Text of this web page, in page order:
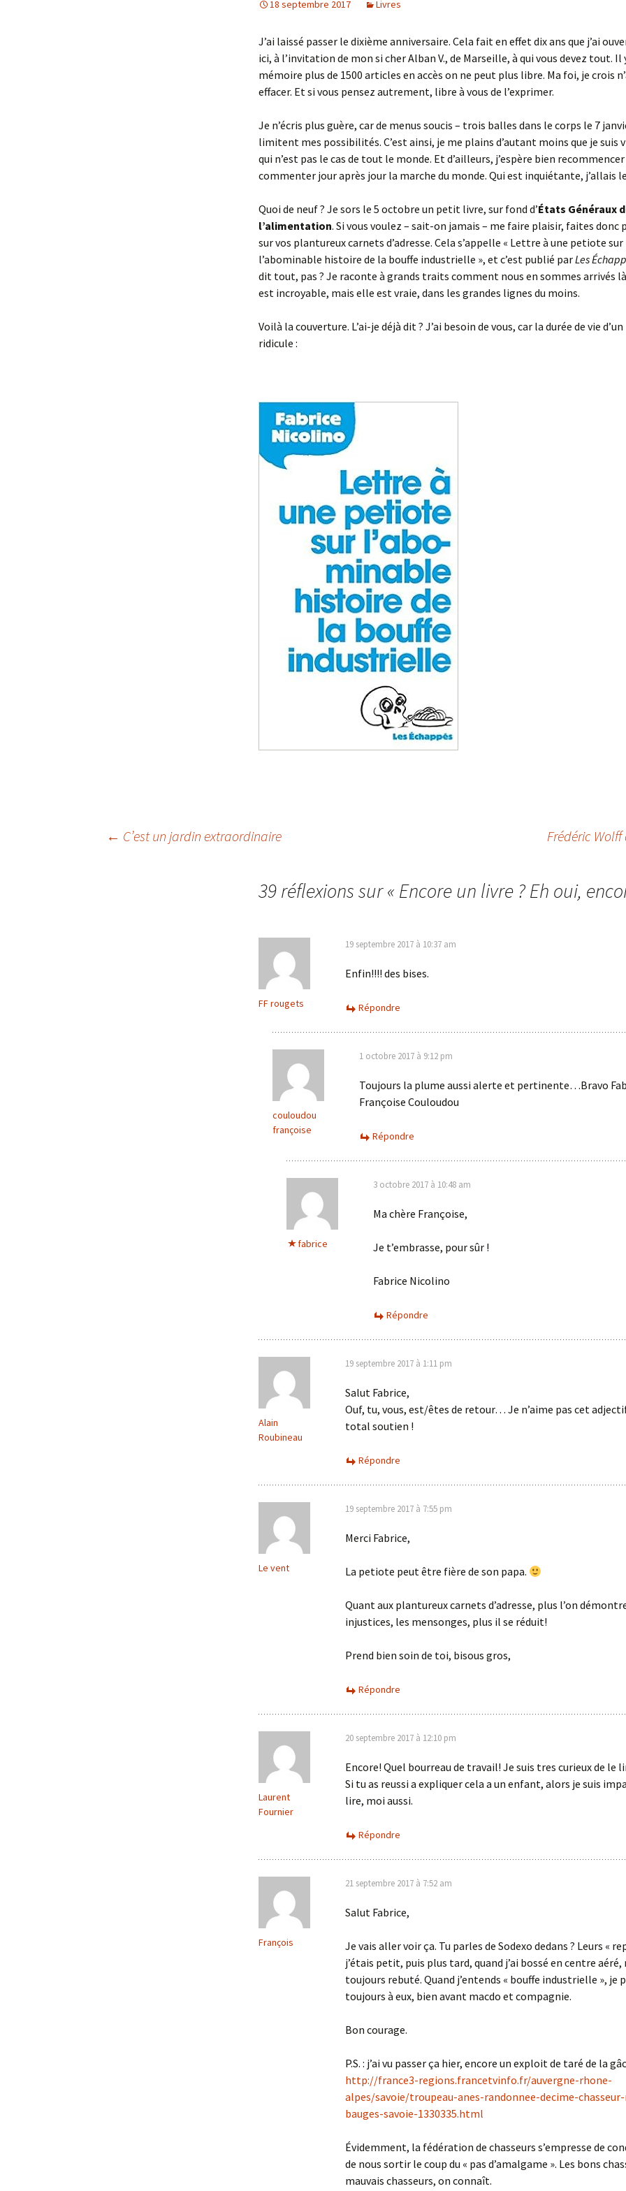
18 septembre 2017 Livres
J’ai laissé passer le dixième anniversaire. Cela fait en effet dix ans que j’ai
ici, à l’invitation de mon si cher Alban V., de Marseille, à qui vous devez tout. Il
mémoire plus de 1500 articles en accès on ne peut plus libre. Ma foi, je crois
effacer. Et si vous pensez autrement, libre à vous de l’exprimer.
Je n’écris plus guère, car de menus soucis – trois balles dans le corps le 7
limitent mes possibilités. C’est ainsi, je me plains d’autant moins que je suis
qui n’est pas le cas de tout le monde. Et d’ailleurs, j’espère bien recommencer
commenter jour après jour la marche du monde. Qui est inquiétante, j’allais
Quoi de neuf ? Je sors le 5 octobre un petit livre, sur fond d’États Généraux
l’alimentation. Si vous voulez – sait-on jamais – me faire plaisir, faites donc
sur vos plantureux carnets d’adresse. Cela s’appelle « Lettre à une petiote sur
l’abominable histoire de la bouffe industrielle », et c’est publié parLes
dit tout, pas ? Je raconte à grands traits comment nous en sommes arrivés
est incroyable, mais elle est vraie, dans les grandes lignes du moins.
Voilà la couverture. L’ai-je déjà dit ? J’ai besoin de vous, car la durée de vie
ridicule :
Navigation
← C’est un jardin extraordinaire Frédéric
39 réflexions sur « Encore un livre ? Eh oui,
FF rougets
19 septembre 2017 à 10:37 am
Enfin!!!! des bises.
Répondre
couloudou
françoise
1 octobre 2017 à 9:12 pm
Toujours la plume aussi alerte et pertinente…Bravo
Françoise Couloudou
Répondre
fabrice
3 octobre 2017 à 10:48 am
Ma chère Françoise,
Je t’embrasse, pour sûr !
Fabrice Nicolino
Répondre
Alain
Roubineau
19 septembre 2017 à 1:11 pm
Salut Fabrice,
Ouf, tu, vous, est/êtes de retour… Je n’aime pas cet
total soutien !
Répondre
Le vent
19 septembre 2017 à 7:55 pm
Merci Fabrice,
La petiote peut être fière de son papa.
Quant aux plantureux carnets d’adresse, plus l’on
injustices, les mensonges, plus il se réduit!
Prend bien soin de toi, bisous gros,
Répondre
Laurent
Fournier
20 septembre 2017 à 12:10 pm
Encore! Quel bourreau de travail! Je suis tres curieux de le
Si tu as reussi a expliquer cela a un enfant, alors je suis
lire, moi aussi.
Répondre
François
21 septembre 2017 à 7:52 am
Salut Fabrice,
Je vais aller voir ça. Tu parles de Sodexo dedans ? Leurs «
j’étais petit, puis plus tard, quand j’ai bossé en centre aéré,
toujours rebuté. Quand j’entends « bouffe industrielle », je
toujours à eux, bien avant macdo et compagnie.
Bon courage.
P.S. : j’ai vu passer ça hier, encore un exploit de taré de la
http://france3-regions.francetvinfo.fr/auvergne-rhone-
alpes/savoie/troupeau-anes-randonnee-decime-
bauges-savoie-1330335.html
Évidemment, la fédération de chasseurs s’empresse de
de nous sortir le coup du « pas d’amalgame ». Les bons
mauvais chasseurs, on connaît.